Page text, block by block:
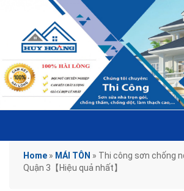
Home » MÁI TÔN » Thi công sơn chống
Quận 3【Hiệu quả nhất】